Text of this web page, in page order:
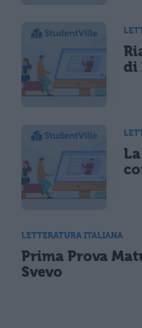
di
LETTERATURA ITALIANA
Prima Prova
Svevo